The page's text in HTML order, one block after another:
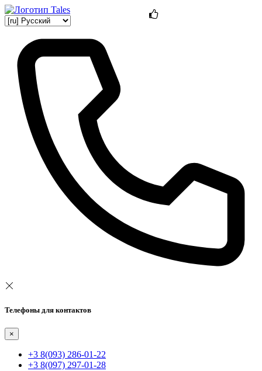
Телефоны для контактов
×
+3 8(093) 286-01-22
+3 8(097) 297-01-28